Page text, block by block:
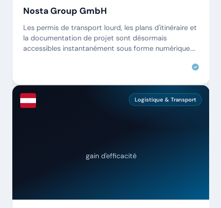
Nosta Group GmbH
Les permis de transport lourd, les plans d'itinéraire et
la documentation de projet sont désormais
accessibles instantanément sous forme numérique.
Logistique & Transport
gain d'efficacité